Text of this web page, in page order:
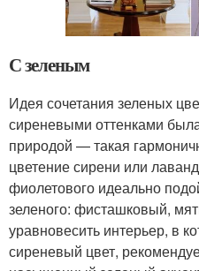
С зеленым
Идея сочетания зеленых
сиреневыми оттенками
природой — такая
цветение сирени или
фиолетового идеально
зеленого: фисташковый,
уравновесить интерьер, в
сиреневый цвет,